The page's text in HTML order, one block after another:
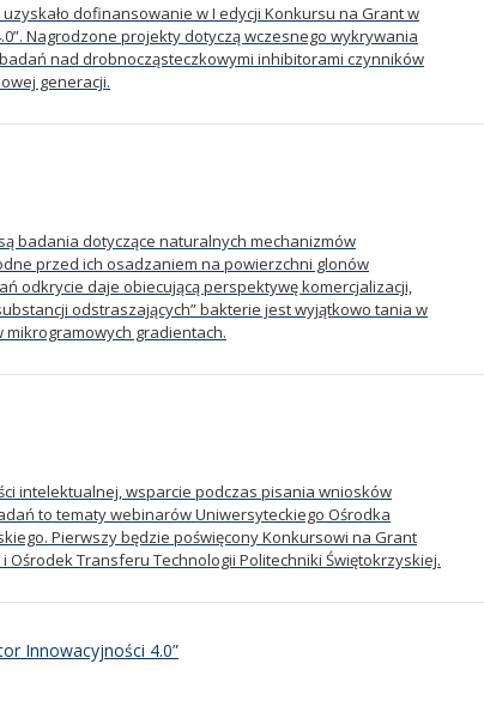
dofinansowanie w I edycji Konkursu na Grant w
Nagrodzone projekty dotyczą wczesnego wykrywania
nad drobnocząsteczkowymi inhibitorami czynników
generacji.
badania dotyczące naturalnych mechanizmów
przed ich osadzaniem na powierzchni glonów
odkrycie daje obiecującą perspektywę komercjalizacji,
odstraszających” bakterie jest wyjątkowo tania w
mikrogramowych gradientach.
intelektualnej, wsparcie podczas pisania wniosków
to tematy webinarów Uniwersyteckiego Ośrodka
Pierwszy będzie poświęcony Konkursowi na Grant
i Ośrodek Transferu Technologii Politechniki Świętokrzyskiej.
Innowacyjności 4.0”